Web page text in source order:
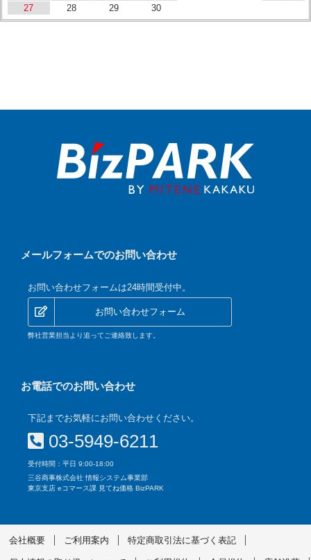
27
28 29 30
メールフォームでのお問い合わせ
お問い合わせフォームは24時間受付中。
お問い合わせフォーム
弊社営業担当より追ってご連絡致します。
お電話でのお問い合わせ
下記までお気軽にお問い合わせください。
03-5949-6211
受付時間：平日 9:00-18:00
三谷商事株式会社 情報システム事業部
東京支店 eコマース課 見てね価格 BizPARK
会社概要 ご利用案内 特定商取引法に基づく表記